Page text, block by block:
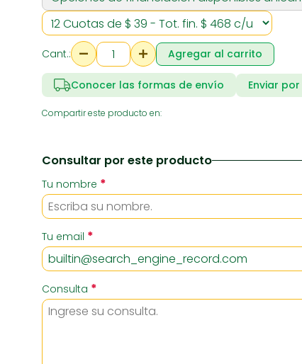
MUEBLERIA
SUPERMERCADO
Cant.: Agregar al carrito
Conocer las formas de envío Enviar
Compartir este producto en:
Consultar por este producto
Tu nombre *
Tu email *
Consulta *